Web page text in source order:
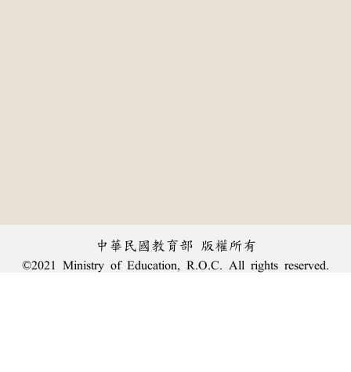
中華民國教育部 版權所有
©2021 Ministry of Education, R.O.C. All rights reserved.